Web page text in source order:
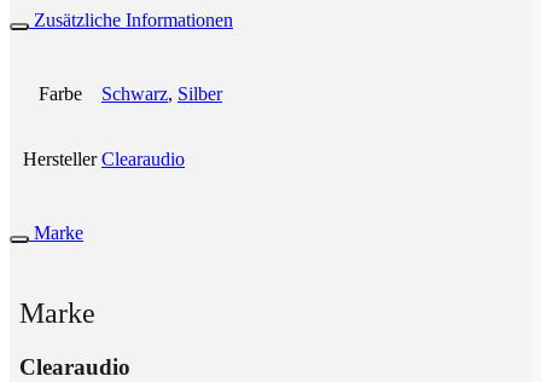
Zusätzliche Informationen
Farbe Schwarz, Silber
Hersteller Clearaudio
Marke
Marke
Clearaudio